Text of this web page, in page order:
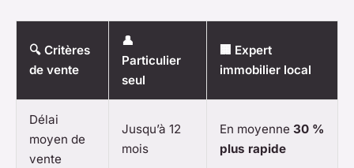
🔍 Critères
de vente
👤
Particulier
seul
🏢 Expert
immobilier local
Délai
moyen de
vente
Jusqu’à 12
mois
En moyenne 30 %
plus rapide